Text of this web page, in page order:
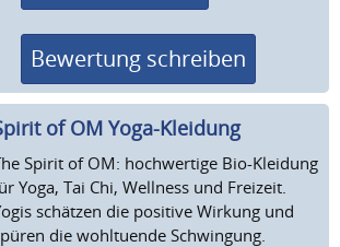
Bewertung schreiben
of OM Yoga-Kleidung
Spirit of OM: hochwertige Bio-Kleidung
Yoga, Tai Chi, Wellness und Freizeit.
schätzen die positive Wirkung und
die wohltuende Schwingung.